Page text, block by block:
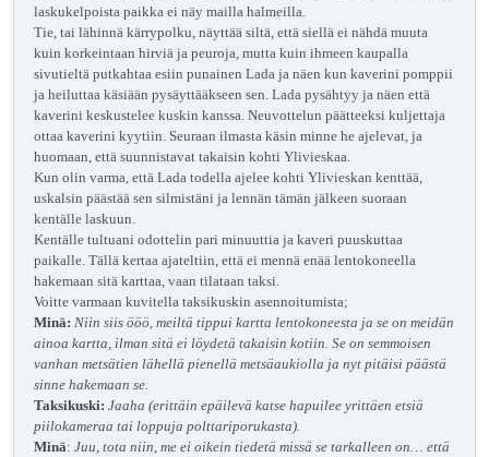
laskukelpoista paikka ei näy mailla halmeilla.
Tie, tai lähinnä kärrypolku, näyttää siltä, että siellä ei nähdä muuta
kuin korkeintaan hirviä ja peuroja, mutta kuin ihmeen kaupalla
sivutieltä putkahtaa esiin punainen Lada ja näen kun kaverini pomppii
ja heiluttaa käsiään pysäyttääkseen sen. Lada pysähtyy ja näen että
kaverini keskustelee kuskin kanssa. Neuvottelun päätteeksi kuljettaja
ottaa kaverini kyytiin. Seuraan ilmasta käsin minne he ajelevat, ja
huomaan, että suunnistavat takaisin kohti Ylivieskaa.
Kun olin varma, että Lada todella ajelee kohti Ylivieskan kenttää,
uskalsin päästää sen silmistäni ja lennän tämän jälkeen suoraan
kentälle laskuun.
Kentälle tultuani odottelin pari minuuttia ja kaveri puuskuttaa
paikalle. Tällä kertaa ajateltiin, että ei mennä enää lentokoneella
hakemaan sitä karttaa, vaan tilataan taksi.
Voitte varmaan kuvitella taksikuskin asennoitumista;
Minä: Niin siis ööö, meiltä tippui kartta lentokoneesta ja se on meidän
ainoa kartta, ilman sitä ei löydetä takaisin kotiin. Se on semmoisen
vanhan metsätien lähellä pienellä metsäaukiolla ja nyt pitäisi päästä
sinne hakemaan se.
Taksikuski: Jaaha (erittäin epäilevä katse hapuilee yrittäen etsiä
piilokameraa tai loppuja polttariporukasta).
Minä: Juu, tota niin, me ei oikein tiedetä missä se tarkalleen on… että